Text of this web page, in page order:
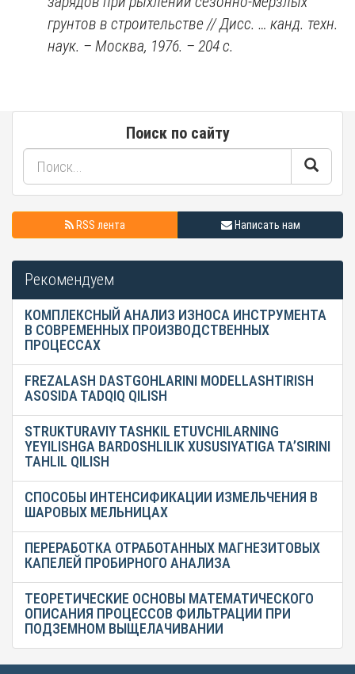
грунтов в строительстве // Дисс. … канд. техн.
наук. – Москва, 1976. – 204 с.
Поиск по сайту
RSS лента Написать нам
Рекомендуем
КОМПЛЕКСНЫЙ АНАЛИЗ ИЗНОСА ИНСТРУМЕНТА
В СОВРЕМЕННЫХ ПРОИЗВОДСТВЕННЫХ
ПРОЦЕССАХ
FREZALASH DASTGOHLARINI MODELLASHTIRISH
ASOSIDA TADQIQ QILISH
STRUKTURAVIY TASHKIL ETUVCHILARNING
YEYILISHGA BARDOSHLILIK XUSUSIYATIGA TA’SIRINI
TAHLIL QILISH
СПОСОБЫ ИНТЕНСИФИКАЦИИ ИЗМЕЛЬЧЕНИЯ В
ШАРОВЫХ МЕЛЬНИЦАХ
ПЕРЕРАБОТКА ОТРАБОТАННЫХ МАГНЕЗИТОВЫХ
КАПЕЛЕЙ ПРОБИРНОГО АНАЛИЗА
ТЕОРЕТИЧЕСКИЕ ОСНОВЫ МАТЕМАТИЧЕСКОГО
ОПИСАНИЯ ПРОЦЕССОВ ФИЛЬТРАЦИИ ПРИ
ПОДЗЕМНОМ ВЫЩЕЛАЧИВАНИИ